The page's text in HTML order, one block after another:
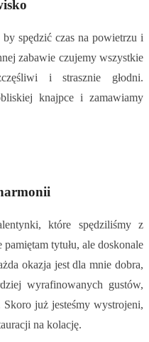
spędzić czas na powietrzu i
zabawie czujemy wszystkie
i strasznie głodni.
knajpce i zamawiamy
które spędziliśmy z
tytułu, ale doskonale
okazja jest dla mnie dobra,
wyrafinowanych gustów,
już jesteśmy wystrojeni,
na kolację.